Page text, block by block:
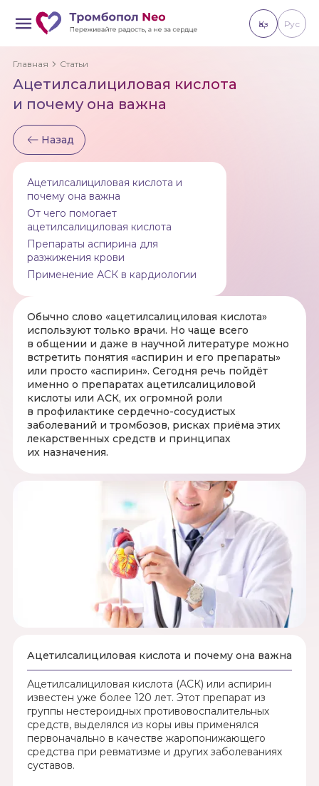
Қаз Рус
Главная Статьи
Ацетилсалициловая кислота
и почему она важна
Назад
Ацетилсалициловая кислота и
почему она важна
От чего помогает
ацетилсалициловая кислота
Препараты аспирина для
разжижения крови
Применение АСК в кардиологии
Обычно слово «ацетилсалициловая кислота»
используют только врачи. Но чаще всего
в общении и даже в научной литературе можно
встретить понятия «аспирин и его препараты»
или просто «аспирин». Сегодня речь пойдёт
именно о препаратах ацетилсалициловой
кислоты или АСК, их огромной роли
в профилактике сердечно-сосудистых
заболеваний и тромбозов, рисках приёма этих
лекарственных средств и принципах
их назначения.
Ацетилсалициловая кислота и почему она важна
Ацетилсалициловая кислота (АСК) или аспирин
известен уже более 120 лет. Этот препарат из
группы нестероидных противовоспалительных
средств, выделялся из коры ивы применялся
первоначально в качестве жаропонижающего
средства при ревматизме и других заболеваниях
суставов.